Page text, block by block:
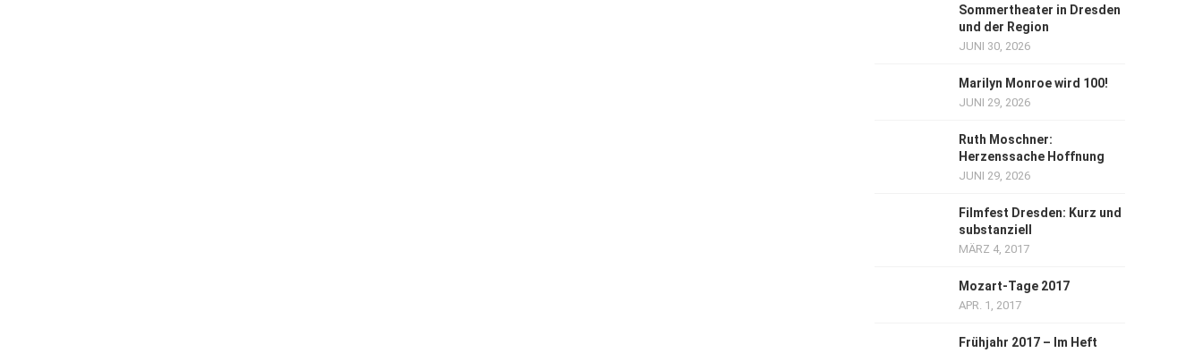
Sommertheater in Dresden
und der Region
JUNI 30, 2026
Marilyn Monroe wird 100!
JUNI 29, 2026
Ruth Moschner:
Herzenssache Hoffnung
JUNI 29, 2026
Filmfest Dresden: Kurz und
substanziell
MÄRZ 4, 2017
Mozart-Tage 2017
APR. 1, 2017
Frühjahr 2017 – Im Heft